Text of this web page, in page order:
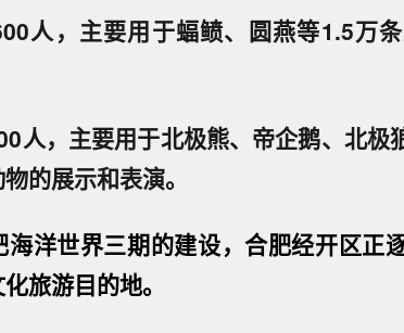
人，主要用于蝠鲼、圆燕等1.5万
人，主要用于北极熊、帝企鹅、北极
的展示和表演。
海洋世界三期的建设，合肥经开区正
旅游目的地。